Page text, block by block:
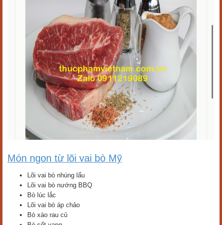
Món ngon từ lõi vai bò Mỹ
Lõi vai bò nhúng lẩu
Lõi vai bò nướng BBQ
Bò lúc lắc
Lõi vai bò áp chảo
Bò xào rau củ